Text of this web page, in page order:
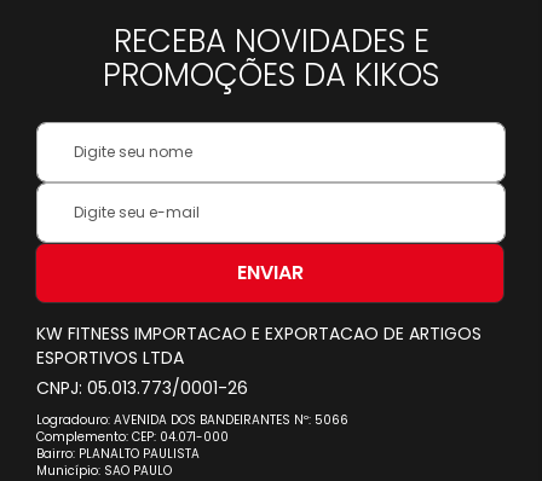
RECEBA NOVIDADES E
PROMOÇÕES DA KIKOS
Your
Name:
Inscreva-
na
Newsletter:
ENVIAR
KW FITNESS IMPORTACAO E EXPORTACAO DE ARTIGOS
ESPORTIVOS LTDA
CNPJ: 05.013.773/0001-26
Logradouro: AVENIDA DOS BANDEIRANTES Nº: 5066
Complemento: CEP: 04.071-000
Bairro: PLANALTO PAULISTA
Município: SAO PAULO